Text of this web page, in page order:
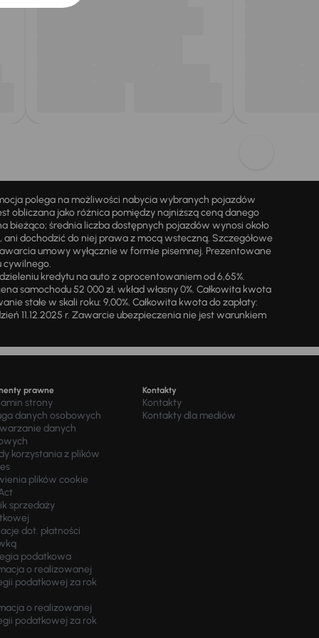
polega na możliwości nabycia wybranych pojazdów
obliczana jako różnica pomiędzy najniższą ceną danego
bieżąco; średnia liczba dostępnych pojazdów wynosi około
dochodzić do niej prawa z mocą wsteczną. Szczegółowe
umowy wyłącznie w formie pisemnej. Prezentowane
cywilnego.
kredytu na auto z oprocentowaniem od 6,65%.
samochodu 52 000 zł, wkład własny 0%. Całkowita kwota
stałe w skali roku: 9,00%. Całkowita kwota do zapłaty:
11.12.2025 r. Zawarcie ubezpieczenia nie jest warunkiem
prawne
strony
danych osobowych
danych
korzystania z plików
plików cookie
sprzedaży
dot. płatności
podatkowa
o realizowanej
podatkowej za rok
o realizowanej
podatkowej za rok
Kontakty
Kontakty
Kontakty dla mediów